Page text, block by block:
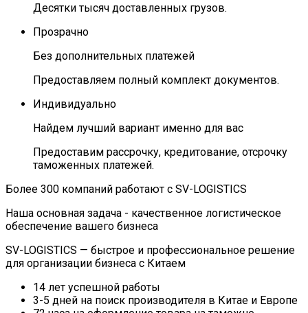
Десятки тысяч доставленных грузов.
Прозрачно
Без дополнительных платежей
Предоставляем полный комплект документов.
Индивидуально
Найдем лучший вариант именно для вас
Предоставим рассрочку, кредитование, отсрочку
таможенных платежей.
Более 300 компаний работают с SV-LOGISTICS
Наша основная задача - качественное логистическое
обеспечение вашего бизнеса
SV-LOGISTICS — быстрое и профессиональное решение
для организации бизнеса с Китаем
14 лет успешной работы
3-5 дней на поиск производителя в Китае и Европе